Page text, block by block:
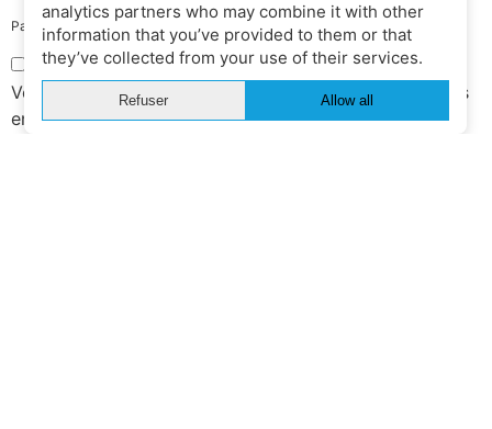
analytics partners who may combine it with other
information that you’ve provided to them or that
they’ve collected from your use of their services.
Refuser Allow all
Pas de spam, désinscription à tout moment.
J'accepte lesconditions générales
Votre adresse e-mail est utilisée uniquement pour vous
envoyer notre newsletter et des informations sur les